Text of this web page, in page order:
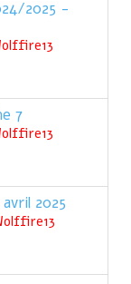
2025 -
7
2025